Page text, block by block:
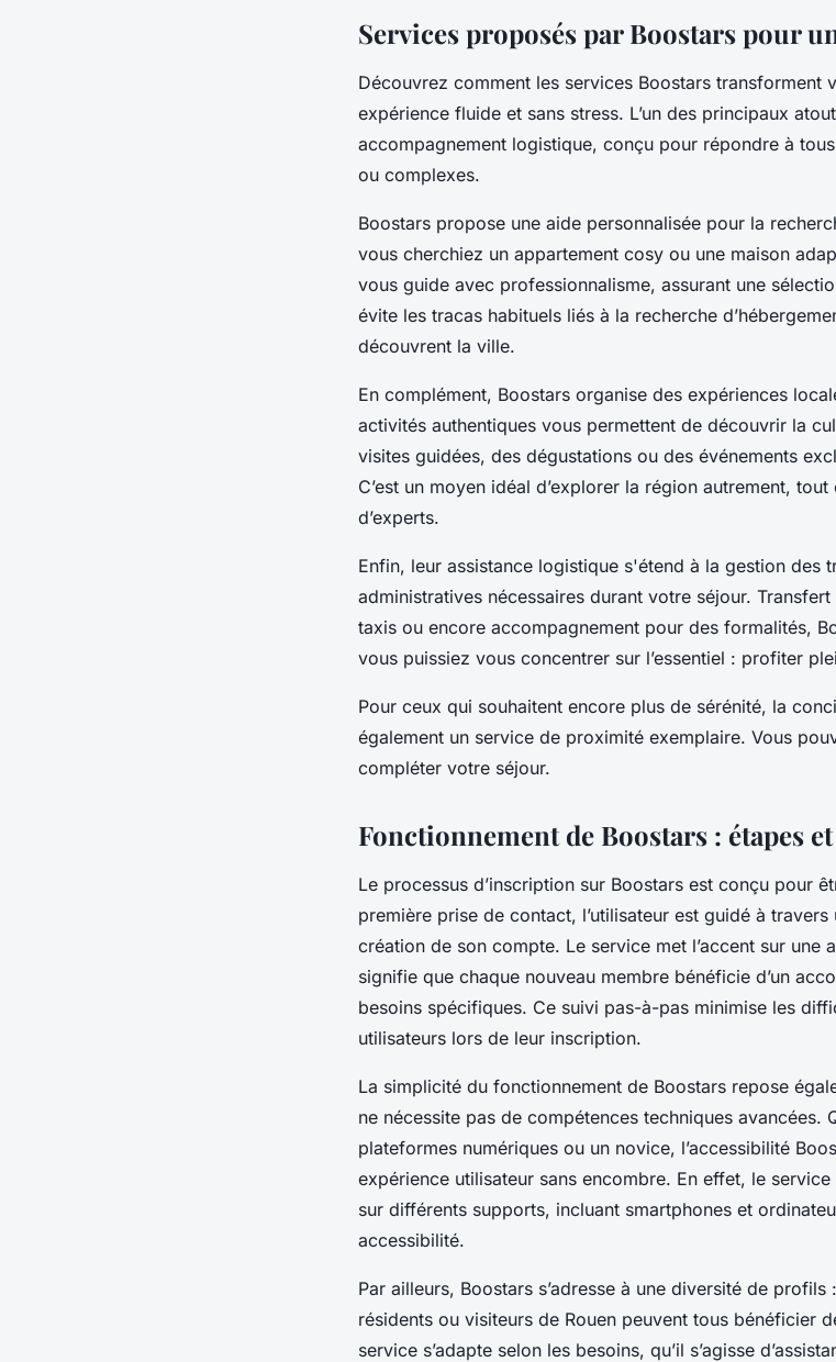
Services proposés par Boostars pour
Découvrez comment les services Boostars transforment
expérience fluide et sans stress. L’un des principaux
accompagnement logistique, conçu pour répondre à
ou complexes.
Boostars propose une aide personnalisée pour la
vous cherchiez un appartement cosy ou une maison
vous guide avec professionnalisme, assurant une
évite les tracas habituels liés à la recherche
découvrent la ville.
En complément, Boostars organise des expériences
activités authentiques vous permettent de découvrir la
visites guidées, des dégustations ou des événements
C’est un moyen idéal d’explorer la région autrement,
d’experts.
Enfin, leur assistance logistique s'étend à la gestion des
administratives nécessaires durant votre séjour.
taxis ou encore accompagnement pour des formalités,
vous puissiez vous concentrer sur l’essentiel : profiter
Pour ceux qui souhaitent encore plus de sérénité, la
également un service de proximité exemplaire. Vous
compléter votre séjour.
Fonctionnement de Boostars : étapes
Le processus d’inscription sur Boostars est conçu pour
première prise de contact, l’utilisateur est guidé à
création de son compte. Le service met l’accent sur une
signifie que chaque nouveau membre bénéficie d’un
besoins spécifiques. Ce suivi pas-à-pas minimise les
utilisateurs lors de leur inscription.
La simplicité du fonctionnement de Boostars repose
ne nécessite pas de compétences techniques avancées.
plateformes numériques ou un novice, l’accessibilité
expérience utilisateur sans encombre. En effet, le
sur différents supports, incluant smartphones et
accessibilité.
Par ailleurs, Boostars s’adresse à une diversité de
résidents ou visiteurs de Rouen peuvent tous bénéficier
service s’adapte selon les besoins, qu’il s’agisse